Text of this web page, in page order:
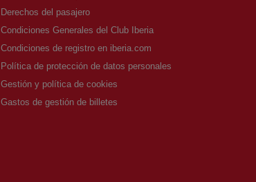
Derechos del pasajero
Condiciones Generales del Club Iberia
Condiciones de registro en iberia.com
Política de protección de datos personales
Gestión y política de cookies
Gastos de gestión de billetes